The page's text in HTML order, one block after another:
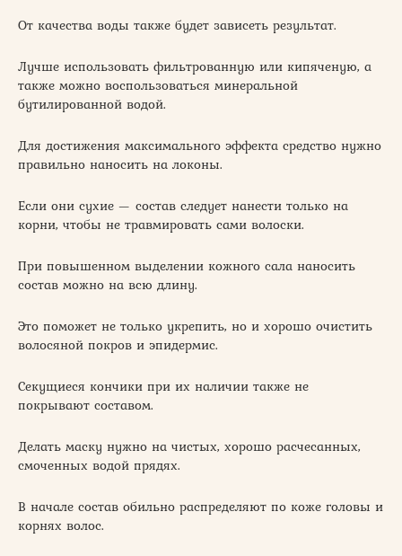
От качества воды также будет зависеть результат.
Лучше использовать фильтрованную или кипяченую, а
также можно воспользоваться минеральной
бутилированной водой.
Для достижения максимального эффекта средство нужно
правильно наносить на локоны.
Если они сухие — состав следует нанести только на
корни, чтобы не травмировать сами волоски.
При повышенном выделении кожного сала наносить
состав можно на всю длину.
Это поможет не только укрепить, но и хорошо очистить
волосяной покров и эпидермис.
Секущиеся кончики при их наличии также не
покрывают составом.
Делать маску нужно на чистых, хорошо расчесанных,
смоченных водой прядях.
В начале состав обильно распределяют по коже головы и
корнях волос.